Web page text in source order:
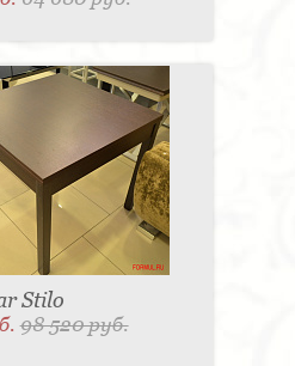
Stilo
98 520 руб.